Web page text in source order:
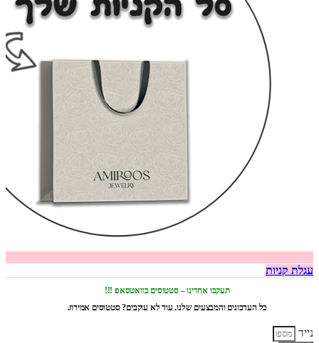
עגלת קניות
תעקבו אחרינו – סטטוסים בוואטסאפ !!!
כל העדכונים והמבצעים שלנו. עוד לא עוקבים? סטטוסים אמירוז.
נייד